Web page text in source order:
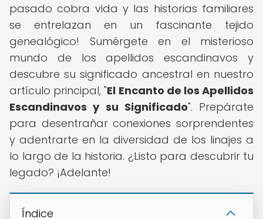
pasado cobra vida y las historias familiares
se entrelazan en un fascinante tejido
genealógico! Sumérgete en el misterioso
mundo de los apellidos escandinavos y
descubre su significado ancestral en nuestro
artículo principal, "El Encanto de los Apellidos
Escandinavos y su Significado". Prepárate
para desentrañar conexiones sorprendentes
y adentrarte en la diversidad de los linajes a
lo largo de la historia. ¿Listo para descubrir tu
legado? ¡Adelante!
Índice